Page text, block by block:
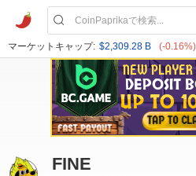
マーケットキャップ: $2,309.28 B (-0.16%)
FINE